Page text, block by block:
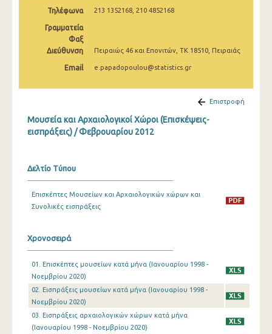
Μαρτίου 2025
Φεβρουαρίου 2025
Ιανουαρίου 2025
Δεκεμβρίου 2024
Οκτωβρίου 2024
Σεπτεμβρίου 2024
Ιουλίου 2024
Ιουνίου 2024
Μαρτίου 2024
Φεβρουαρίου 2024
Ιανουαρίου 2024
Τηλέφωνα 213 1352168, 210 4852168
Γραμματεία
Φαξ
Διεύθυνση
Πειραιώς 46 και Επονιτών, ΤΚ 18510, Πειραιάς
Email e.papadopoulou@statistics.gr
Επιστροφή
Μουσεία και Αρχαιολογικοί Χώροι (Επισκέψεις-
εισπράξεις) / Φεβρουαρίου 2012
Δελτίο Τύπου
Επισκέπτες Μουσείων και Αρχαιολογικών χώρων και
Συνολικές εισπράξεις
Χρονοσειρά
01. Επισκέπτες μουσείων κατά μήνα (Ιανουαρίου 1998 -
Νοεμβρίου 2020)
02. Εισπράξεις μουσείων κατά μήνα (Ιανουαρίου 1998 -
Νοεμβρίου 2020)
03. Εισπράξεις αρχαιολογικών χώρων κατά μήνα
(Ιανουαρίου 1998 - Νοεμβρίου 2020)